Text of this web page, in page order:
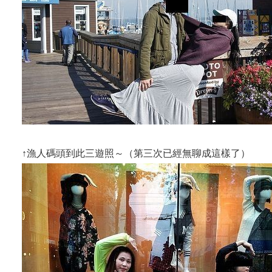
↑漁人碼頭到此三遊照～（第三次已經無聊成這樣了）